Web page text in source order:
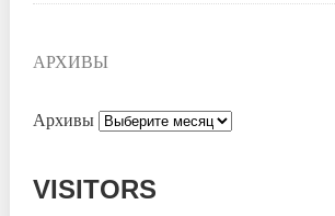
АРХИВЫ
Архивы
VISITORS